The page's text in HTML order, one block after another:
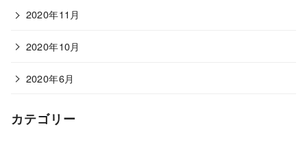
2020年11月
2020年10月
2020年6月
カテゴリー